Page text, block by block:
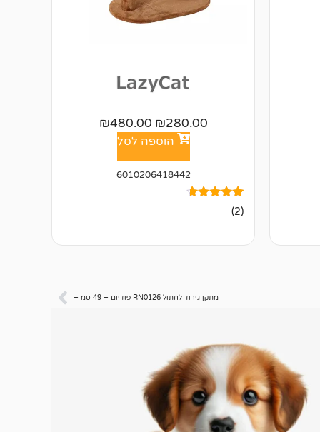
₪280.00
₪480.00
הוספה לסל
6010206418442
מדורגים
4.50
2(2)
מתקן גירוד לחתול RN0126 פודיום – 49 סמ –